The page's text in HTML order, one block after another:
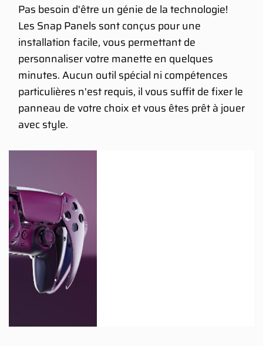
Pas besoin d'être un génie de la technologie!
Les Snap Panels sont conçus pour une
installation facile, vous permettant de
personnaliser votre manette en quelques
minutes. Aucun outil spécial ni compétences
particulières n'est requis, il vous suffit de fixer le
panneau de votre choix et vous êtes prêt à jouer
avec style.